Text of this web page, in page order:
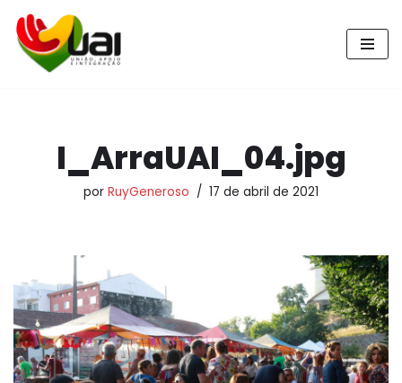
Pular
para
I_ArraUAI_04.jpg
por RuyGeneroso 17 de abril de 2021